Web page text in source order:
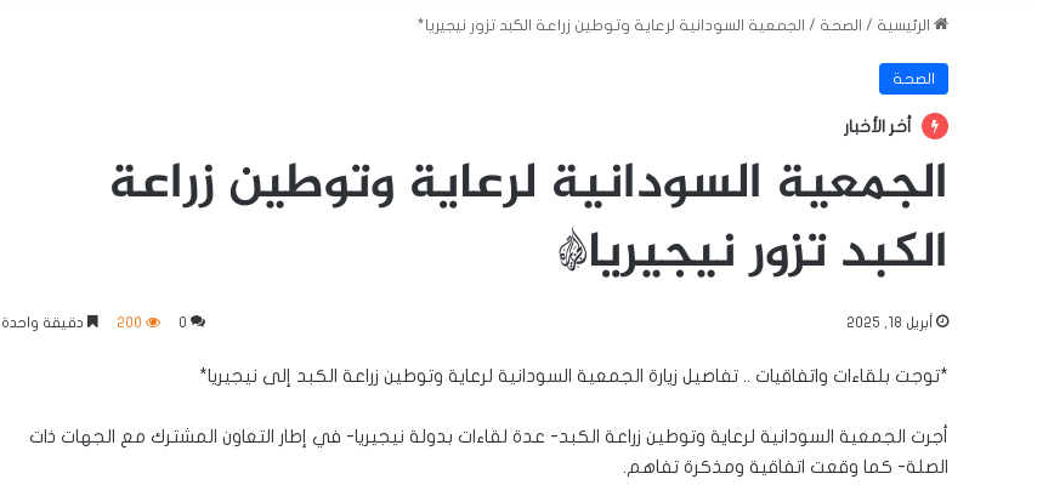
الرئيسية / الصحة / الجمعية السودانية لرعاية وتوطين زراعة الكبد تزور نيجيريا*
الصحة
أخر الأخبار
الجمعية السودانية لرعاية وتوطين زراعة
الكبد تزور نيجيريا*
أبريل 18, 2025 0
200 دقيقة واحدة
*توجت بلقاءات واتفاقيات .. تفاصيل زيارة الجمعية السودانية لرعاية وتوطين زراعة الكبد إلى نيجيريا*
أجرت الجمعية السودانية لرعاية وتوطين زراعة الكبد- عدة لقاءات بدولة نيجيريا- في إطار التعاون المشترك مع الجهات ذات
الصلة- كما وقعت اتفاقية ومذكرة تفاهم.